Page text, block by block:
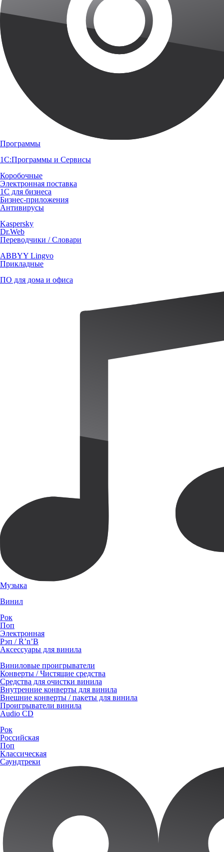
Программы
1С:Программы и Сервисы
Коробочные
Электронная поставка
1С для бизнеса
Бизнес-приложения
Антивирусы
Kaspersky
Dr.Web
Переводчики / Словари
ABBYY Lingvo
Прикладные
ПО для дома и офиса
Музыка
Винил
Рок
Поп
Электронная
Рэп / R’n’B
Аксессуары для винила
Виниловые проигрыватели
Конверты / Чистящие средства
Средства для очистки винила
Внутренние конверты для винила
Внешние конверты / пакеты для винила
Проигрыватели винила
Audio CD
Рок
Российская
Поп
Классическая
Саундтреки